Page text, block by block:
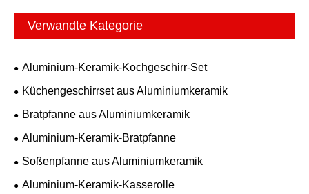
Verwandte Kategorie
Aluminium-Keramik-Kochgeschirr-Set
Küchengeschirrset aus Aluminiumkeramik
Bratpfanne aus Aluminiumkeramik
Aluminium-Keramik-Bratpfanne
Soßenpfanne aus Aluminiumkeramik
Aluminium-Keramik-Kasserolle